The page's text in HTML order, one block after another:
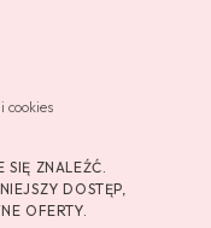
ZNALEŹĆ.
DOSTĘP,
OFERTY.